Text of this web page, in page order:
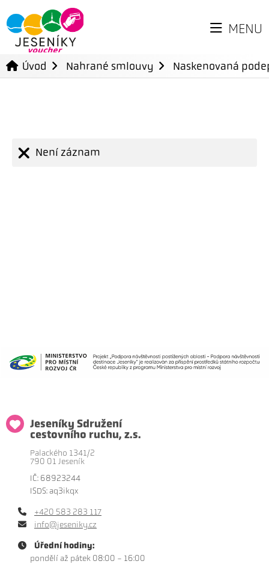
MENU
Úvod Nahrané smlouvy Naskenovaná
Není záznam
Jeseníky Sdružení
cestovního ruchu, z.s.
Palackého 1341/2
790 01 Jeseník
IČ: 68923244
ISDS: aq3ikqx
+420 583 283 117
info@jeseniky.cz
Úřední hodiny:
pondělí až pátek 08:00 - 16:00